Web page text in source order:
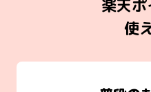
楽天
使